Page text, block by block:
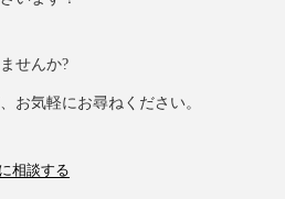
んでも、痛すぎたりすることな
せんか?
お気軽にお尋ねください。
相談する